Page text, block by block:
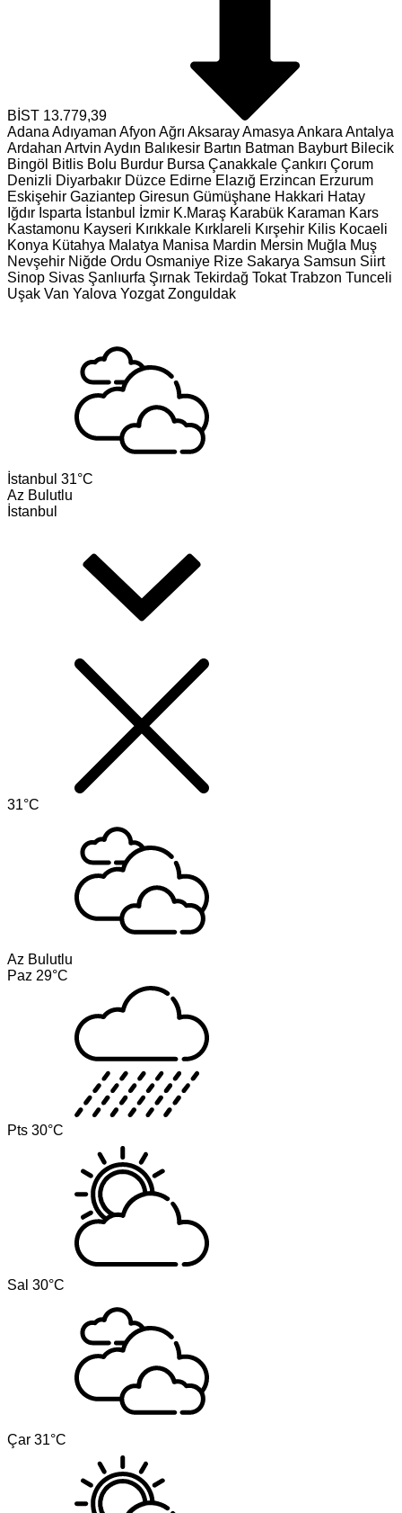
BİST 13.779,39
Adana Adıyaman Afyon Ağrı AksarayAmasya Ankara Antalya
Ardahan Artvin Aydın Balıkesir Bartın Batman Bayburt Bilecik
Bingöl Bitlis Bolu Burdur Bursa Çanakkale Çankırı Çorum
Denizli Diyarbakır Düzce Edirne Elazığ Erzincan Erzurum
Eskişehir Gaziantep Giresun Gümüşhane Hakkari Hatay
Iğdır Isparta İstanbul İzmir K.Maraş Karabük Karaman Kars
Kastamonu Kayseri Kırıkkale Kırklareli Kırşehir Kilis Kocaeli
Konya Kütahya Malatya Manisa Mardin Mersin Muğla Muş
Nevşehir Niğde Ordu Osmaniye Rize Sakarya Samsun Siirt
Sinop Sivas Şanlıurfa Şırnak Tekirdağ Tokat Trabzon Tunceli
Uşak Van Yalova Yozgat Zonguldak
İstanbul 31°C
Az Bulutlu
İstanbul
31°C
Az Bulutlu
Paz 29°C
Pts 30°C
Sal 30°C
Çar 31°C